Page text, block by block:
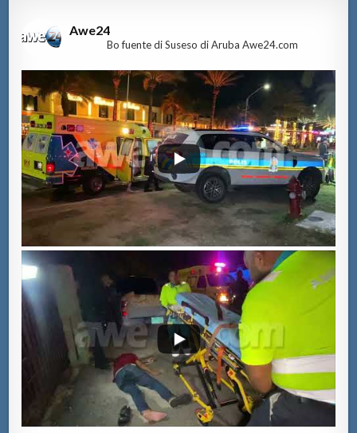
Awe24
Bo fuente di Suseso di Aruba Awe24.com